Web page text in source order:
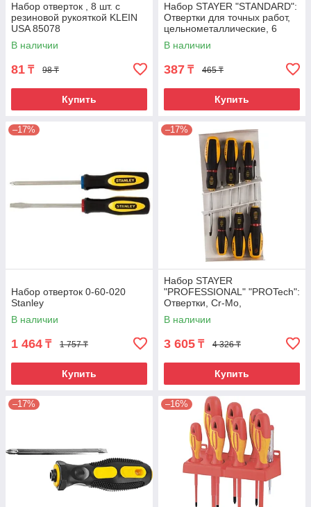
Набор отверток , 8 шт. с
резиновой рукояткой KLEIN
USA 85078
В наличии
81 ₸ 98 ₸
Купить
Набор STAYER "STANDARD":
Отвертки для точных работ,
цельнометаллические, 6
предметов
В наличии
387 ₸ 465 ₸
Купить
–17%
Набор отверток 0-60-020
Stanley
В наличии
1 464 ₸ 1 757 ₸
Купить
–17%
Набор STAYER
"PROFESSIONAL" "PROTech":
Отвертки, Cr-Mo,
эргономичная
двухкомпонентная рукоятка,
В наличии
3 605 ₸ 4 326 ₸
Купить
–17% –16%